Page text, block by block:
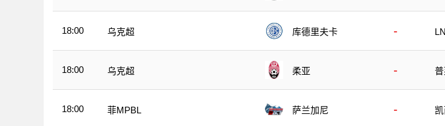
18:00 乌克超 库德里夫卡 -
18:00 乌克超 柔亚 -
18:00 菲MPBL 萨兰加尼 -